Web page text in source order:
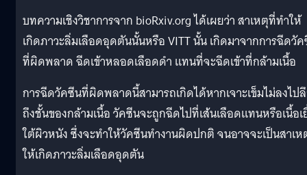
บทความเชิงวิชาการจาก bioRxiv.org ได้เผยว่า สาเหตุที่ทำให้
เกิดภาวะลิ่มเลือดอุดตันนั้นหรือ VITT นั้น เกิดมาจากการฉีดวั
ที่ผิดพลาด ฉีดเข้าหลอดเลือดดำ แทนที่จะฉีดเข้าที่กล้ามเนื้อ
การฉีดวัคซีนที่ผิดพลาดนี้สามารถเกิดได้หากเจาะเข็มไม่ลงไป
ถึงชั้นของกล้ามเนื้อ วัคซีนจะถูกฉีดไปที่เส้นเลือดแทนหรือเนื้อ
ใต้ผิวหนัง ซึ่งจะทำให้วัคซีนทำงานผิดปกติ จนอาจจะเป็นสาเ
ให้เกิดภาวะลิ่มเลือดอุดตัน